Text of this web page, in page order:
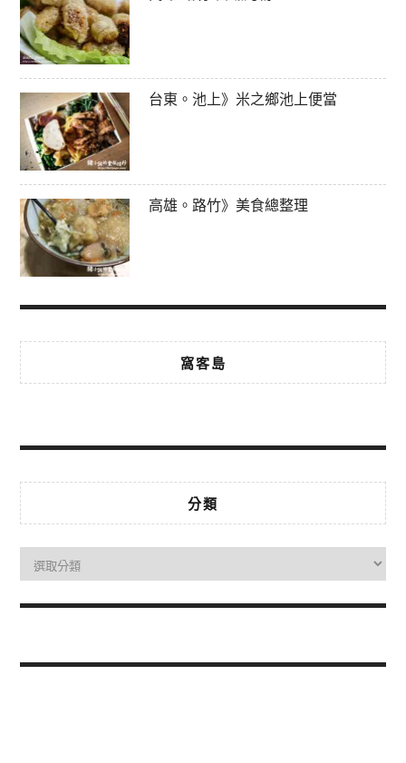
台東。池上》米之鄉池上便當
高雄。路竹》美食總整理
窩客島
分類